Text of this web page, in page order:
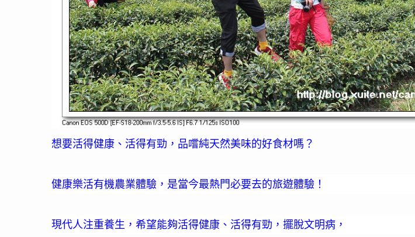
想要活得健康、活得有勁，品嚐純天然美味的好食材嗎？
健康樂活有機農業體驗 ，是當今最熱門必要去的旅遊體驗！
現代人注重養生，希望能夠活得健康、活得有勁，擺脫文明病，